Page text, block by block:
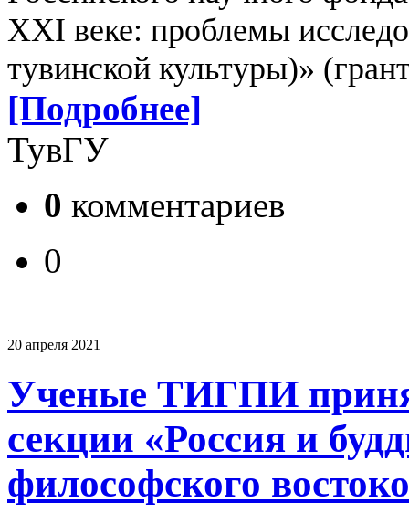
XXI веке: проблемы
тувинской культуры)»
[Подробнее]
ТувГУ
0 комментариев
0
20 апреля 2021
Ученые ТИГПИ
секции «Россия и
философского